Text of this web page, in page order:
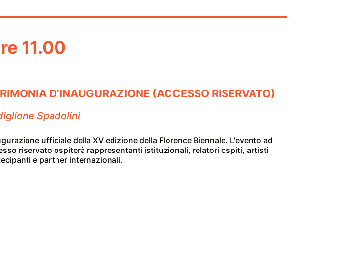
11.00
D'INAUGURAZIONE (ACCESSO RISERVATO)
Spadolini
ufficiale della XV edizione della Florence Biennale. L'evento ad
riservato ospiterà rappresentanti istituzionali, relatori ospiti, artisti
e partner internazionali.